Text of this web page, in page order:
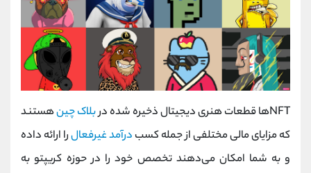
NFTها قطعات هنری دیجیتال ذخیره شده در بلاک چینهستند
که مزایای مالی مختلفی از جمله کسب درآمد غیرفعالرا ارائه داده
و به شما امکان می‌دهند تخصص خود را در حوزه کریپتو به